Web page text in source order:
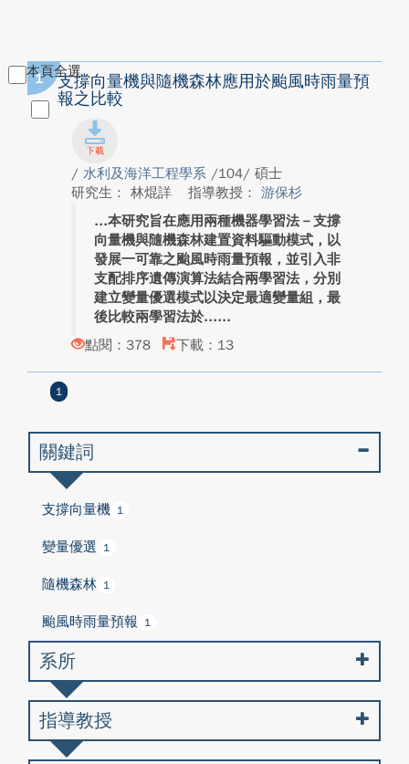
本頁全選
1
支撐向量機與隨機森林應用於颱風時雨量預
報之比較
/ 水利及海洋工程學系 /104/ 碩士
研究生： 林焜詳
指導教授： 游保杉
本研究旨在應用兩種機器學習法－支撐
向量機與隨機森林建置資料驅動模式，以
發展一可靠之颱風時雨量預報，並引入非
支配排序遺傳演算法結合兩學習法，分別
建立變量優選模式以決定最適變量組，最
後比較兩學習法於...
點閱：378
下載：13
1
關鍵詞
支撐向量機 1
變量優選 1
隨機森林 1
颱風時雨量預報 1
系所
指導教授